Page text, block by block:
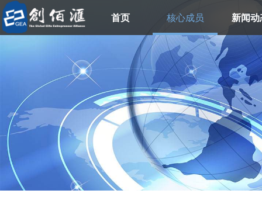
首页 核心成员 新闻动